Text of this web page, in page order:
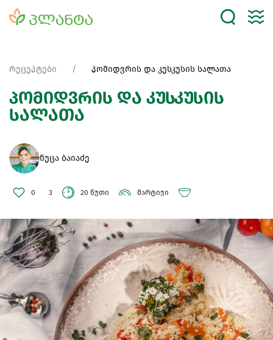
რეცეპტები პომიდვრის და კუსკუსის სალათა
პომიდვრის და კუსკუსის
სალათა
ნუცა ბაიაძე
0 3 20 წუთი მარტივი